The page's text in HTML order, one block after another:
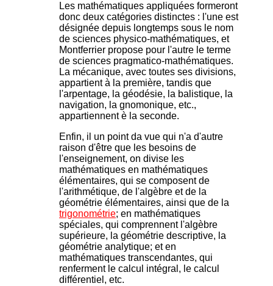
Les mathématiques appliquées formeront
donc deux catégories distinctes : l'une est
désignée depuis longtemps sous le nom
de sciences physico-mathématiques, et
Montferrier propose pour l'autre le terme
de sciences pragmatico-mathématiques.
La mécanique, avec toutes ses divisions,
appartient à la première, tandis que
l'arpentage, la géodésie, la balistique, la
navigation, la gnomonique, etc.,
appartiennent è la seconde.
Enfin, il un point da vue qui n'a d'autre
raison d'être que les besoins de
l'enseignement, on divise les
mathématiques en mathématiques
élémentaires, qui se composent de
l'arithmétique, de l'algèbre et de la
géométrie élémentaires, ainsi que de la
trigonométrie; en mathématiques
spéciales, qui comprennent l'algèbre
supérieure, la géométrie descriptive, la
géométrie analytique; et en
mathématiques transcendantes, qui
renferment le calcul intégral, le calcul
différentiel, etc.